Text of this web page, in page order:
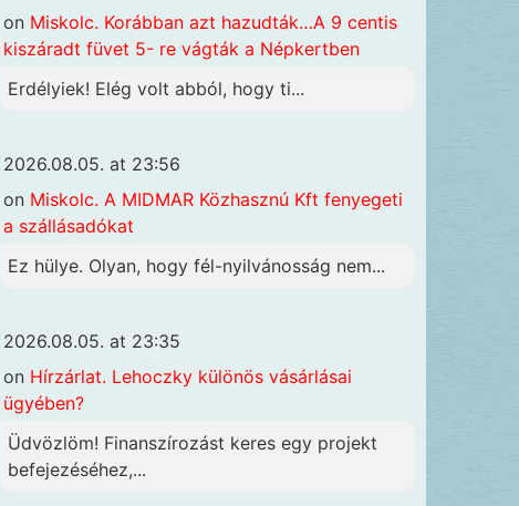
on Miskolc. Korábban azt hazudták…A 9 centis
kiszáradt füvet 5- re vágták a Népkertben
Erdélyiek! Elég volt abból, hogy ti...
2026.08.05. at 23:56
on Miskolc. A MIDMAR Közhasznú Kft fenyegeti
a szállásadókat
Ez hülye. Olyan, hogy fél-nyilvánosság nem...
2026.08.05. at 23:35
on Hírzárlat. Lehoczky különös vásárlásai
ügyében?
Üdvözlöm! Finanszírozást keres egy projekt
befejezéséhez,...